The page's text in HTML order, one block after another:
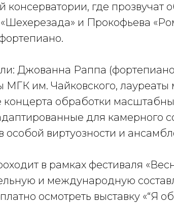
консерватории, где прозвучат
и Прокофьева
Джованна Раппа
МГК им. Чайковского,
концерта обработки
для камерного
особой виртуозности и
в рамках фестиваля
и международную
осмотреть выставку «“Я